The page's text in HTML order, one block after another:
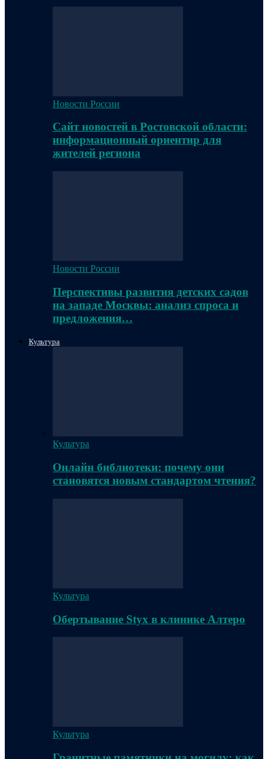
Новости России
Сайт новостей в Ростовской области:
информационный ориентир для
жителей региона
Новости России
Перспективы развития детских садов
на западе Москвы: анализ спроса и
предложения…
Культура
Культура
Онлайн библиотеки: почему они
становятся новым стандартом чтения?
Культура
Обертывание Styx в клинике Алтеро
Культура